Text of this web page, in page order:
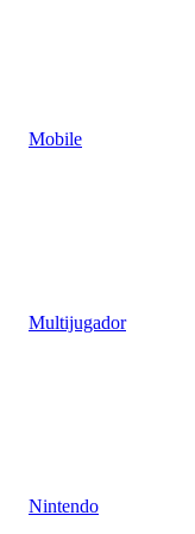
Mobile
Multijugador
Nintendo